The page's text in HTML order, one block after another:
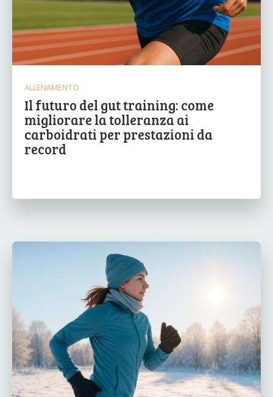
ALLENAMENTO
Il futuro del gut training: come
migliorare la tolleranza ai
carboidrati per prestazioni da
record